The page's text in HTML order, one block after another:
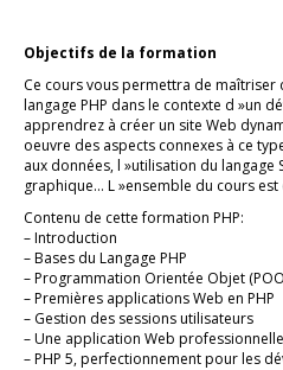
Objectifs de la formation
Ce cours vous permettra de
langage PHP dans le contexte d »un
apprendrez à créer un site Web
oeuvre des aspects connexes à ce
aux données, l »utilisation du langage
graphique… L »ensemble du cours
Contenu de cette formation PHP:
– Introduction
– Bases du Langage PHP
– Programmation Orientée Objet
– Premières applications Web en PHP
– Gestion des sessions utilisateurs
– Une application Web professionnelle
– PHP 5, perfectionnement pour les